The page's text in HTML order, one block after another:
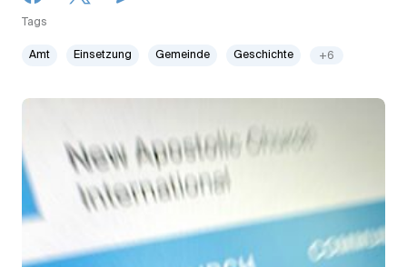
Tags
Amt Einsetzung Gemeinde Geschichte +6